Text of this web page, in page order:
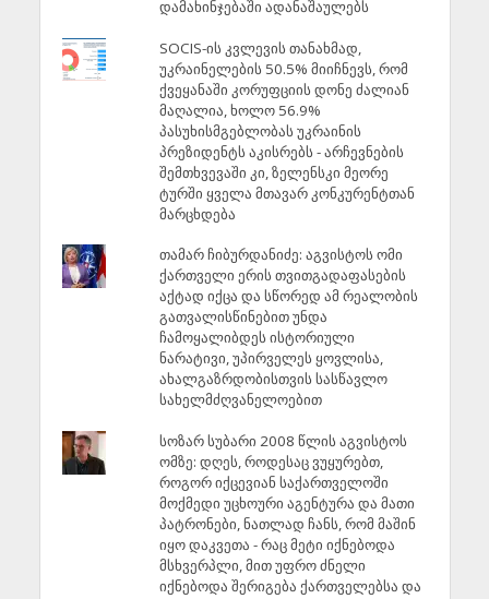
დამახინჯებაში ადანაშაულებს
SOCIS-ის კვლევის თანახმად,
უკრაინელების 50.5% მიიჩნევს, რომ
ქვეყანაში კორუფციის დონე ძალიან
მაღალია, ხოლო 56.9%
პასუხისმგებლობას უკრაინის
პრეზიდენტს აკისრებს - არჩევნების
შემთხვევაში კი, ზელენსკი მეორე
ტურში ყველა მთავარ კონკურენტთან
მარცხდება
თამარ ჩიბურდანიძე: აგვისტოს ომი
ქართველი ერის თვითგადაფასების
აქტად იქცა და სწორედ ამ რეალობის
გათვალისწინებით უნდა
ჩამოყალიბდეს ისტორიული
ნარატივი, უპირველეს ყოვლისა,
ახალგაზრდობისთვის სასწავლო
სახელმძღვანელოებით
სოზარ სუბარი 2008 წლის აგვისტოს
ომზე: დღეს, როდესაც ვუყურებთ,
როგორ იქცევიან საქართველოში
მოქმედი უცხოური აგენტურა და მათი
პატრონები, ნათლად ჩანს, რომ მაშინ
იყო დაკვეთა - რაც მეტი იქნებოდა
მსხვერპლი, მით უფრო ძნელი
იქნებოდა შერიგება ქართველებსა და